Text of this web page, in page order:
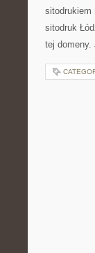
sitodrukiem
sitodruk
tej